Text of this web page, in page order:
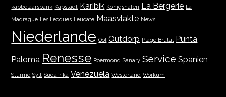
kabbelaarsbank Kapstadt Karibik Königshafen La Bergerie La
Madrague Les Lecques Leucate Maasvlakte News
Niederlande Ool Outdorp Plage Brutal Punta
Paloma Renesse Roermond Sanary Service Spanien
Stürme Sylt Südafrika Venezuela Westerland Workum